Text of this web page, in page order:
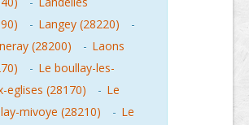
- Langey (28220)
-
(28200)
- Laons
- Le boullay-les-
eglises (28170)
- Le
mivoye (28210)
- Le